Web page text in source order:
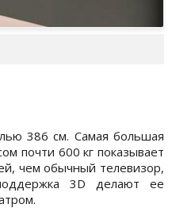
386 см. Самая большая
почти 600 кг показывает
чем обычный телевизор,
3D делают ее